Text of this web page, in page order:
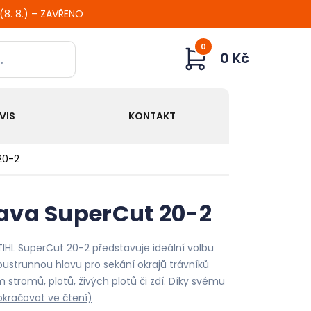
8.) – ZAVŘENO
0
0 Kč
KONTAKT
2
SuperCut 20-2
SuperCut 20-2 představuje ideální volbu
hlavu pro sekání okrajů trávníků
plotů, živých plotů či zdí. Díky svému
ve čtení)